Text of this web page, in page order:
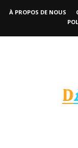
À PROPOS DE NOUS